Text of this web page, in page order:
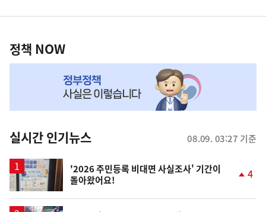
영
책
NOW,
뉴
스
정책 NOW
실시간 인기뉴스 08.09. 03:27 기준
'2026 주민등록 비대면 사실조사' 기간이
돌아왔어요!
상
4